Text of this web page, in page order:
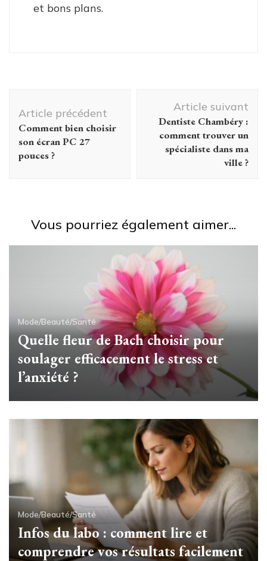
et bons plans.
d'article
Article précédent
Comment bien choisir
son écran PC 27
pouces ?
Article suivant
Dentiste Chambéry :
comment trouver un
spécialiste dans ma
ville ?
Vous pourriez également aimer...
Mode/Beauté/Santé
Quelle fleur de Bach choisir pour
soulager efficacement le stress et
l’anxiété ?
Mode/Beauté/Santé
Infos du labo : comment lire et
comprendre vos résultats facilement